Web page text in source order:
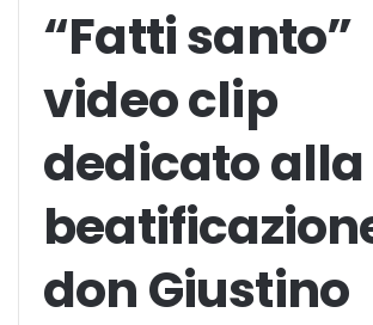
“Fatti santo”
video clip
dedicato alla
don Giustino